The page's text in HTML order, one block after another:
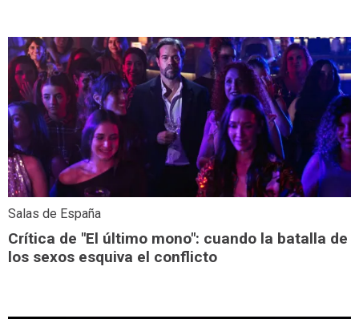
Salas de España
Crítica de "El último mono": cuando la batalla de
los sexos esquiva el conflicto